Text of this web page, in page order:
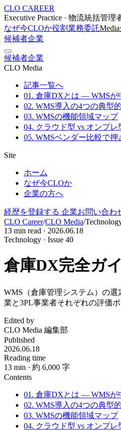
CLO CAREER
Executive Practice · 物流統括管理
なぜ今CLOか役割業務委託Media
候補者企業
候補者企業
CLO Media
記事一覧へ
01. 倉庫DXとは — WMSが
02. WMS導入の4つの典型
03. WMSの機能領域マップ
04. クラウド型 vs オンプ
05. WMSベンダー比較で押
Site
ホーム
なぜ今CLOか
企業の方へ
経歴を登録する 企業お問い合わ
CLO Career/CLO Media/
13 min read · 2026.06.18
Technology · Issue 40
倉庫DX完全ガ
WMS（倉庫管理システム）の
業と3PL事業者それぞれの評価
Edited by
CLO Media 編集部
Published
2026.06.18
Reading time
13 min · 約 6,000 字
Contents
01. 倉庫DXとは — WMSが
02. WMS導入の4つの典型
03. WMSの機能領域マップ
04. クラウド型 vs オンプ